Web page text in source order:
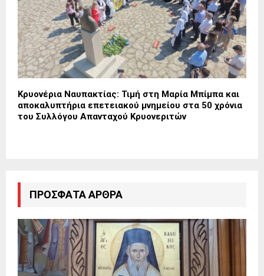
Κρυονέρια Ναυπακτίας: Τιμή στη Μαρία Μπίμπα και
αποκαλυπτήρια επετειακού μνημείου στα 50 χρόνια
του Συλλόγου Απανταχού Κρυονεριτών
ΠΡΌΣΦΑΤΑ ΆΡΘΡΑ